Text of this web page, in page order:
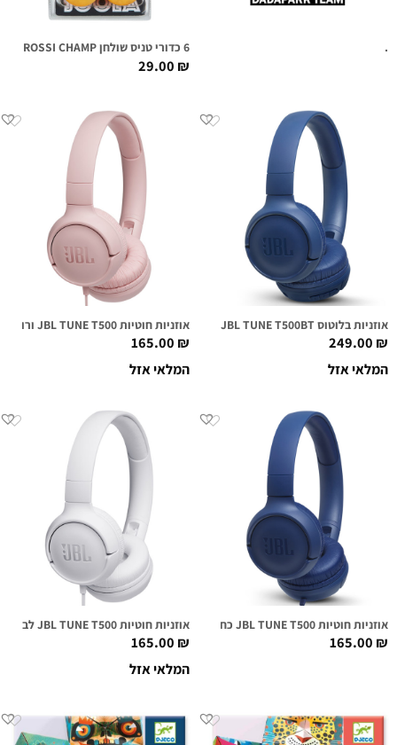
6 כדורי טניס שולחן JOOLA – ROSSI CHAMP
29.00₪
אוזניות בלוטוס JBL TUNE T500BT כחולות
249.00₪
המלאי אזל
אוזניות חוטיות JBL TUNE T500 ורודות
165.00₪
המלאי אזל
אוזניות חוטיות JBL TUNE T500 כחולות
165.00₪
אוזניות חוטיות JBL TUNE T500 לבנות
165.00₪
המלאי אזל